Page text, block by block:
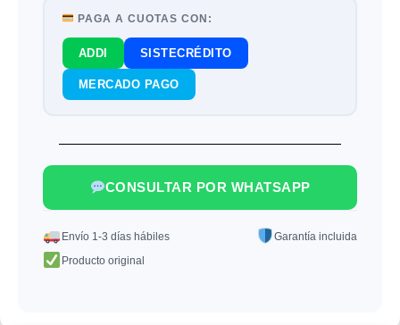
PAGA A CUOTAS CON:
ADDI SISTECRÉDITO
MERCADO PAGO
CONSULTAR POR WHATSAPP
Envío 1-3 días hábiles
Garantía incluida
Producto original